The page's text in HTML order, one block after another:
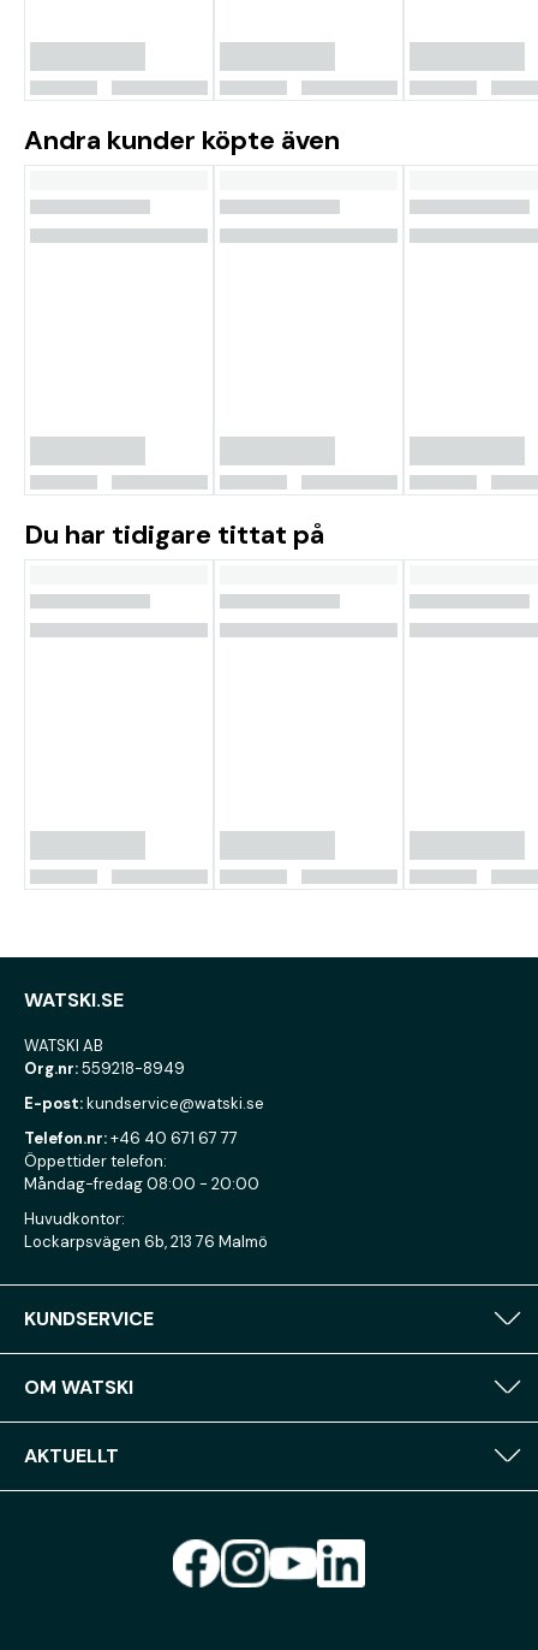
Andra kunder köpte även
Du har tidigare tittat på
WATSKI.SE
WATSKI AB
Org.nr:559218-8949
E-post:kundservice@watski.se
Telefon.nr:+46 40 671 67 77
Öppettider telefon:
Måndag-fredag 08:00 - 20:00
Huvudkontor:
Lockarpsvägen 6b, 213 76 Malmö
KUNDSERVICE
OM WATSKI
AKTUELLT